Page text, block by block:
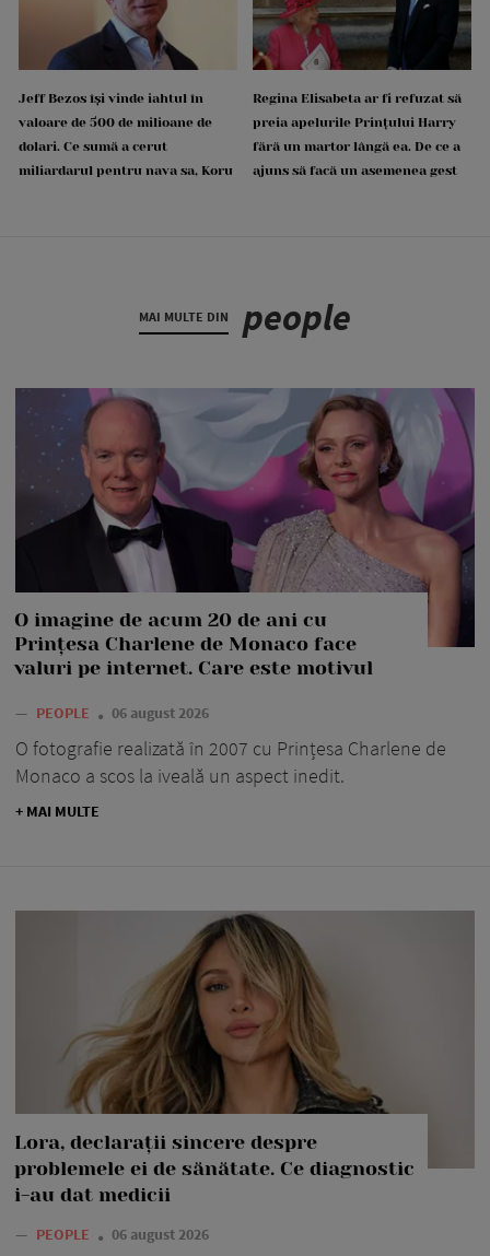
Jeff Bezos își vinde iahtul în
valoare de 500 de milioane de
dolari. Ce sumă a cerut
miliardarul pentru nava sa, Koru
Regina Elisabeta ar fi refuzat să
preia apelurile Prințului Harry
fără un martor lângă ea. De ce a
ajuns să facă un asemenea gest
MAI MULTE DIN people
O imagine de acum 20 de ani cu
Prințesa Charlene de Monaco face
valuri pe internet. Care este motivul
— PEOPLE 06 august 2026
O fotografie realizată în 2007 cu Prințesa Charlene de
Monaco a scos la iveală un aspect inedit.
+ MAI MULTE
Lora, declarații sincere despre
problemele ei de sănătate. Ce diagnostic
i-au dat medicii
— PEOPLE 06 august 2026